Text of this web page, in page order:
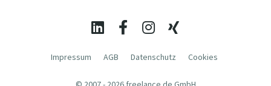
Impressum AGB Datenschutz Cookies